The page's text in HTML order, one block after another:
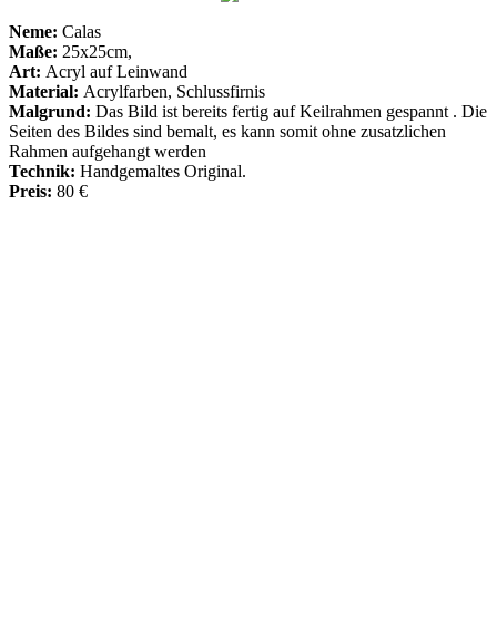
Neme: Calas
Maße: 25x25cm,
Art: Acryl auf Leinwand
Material: Acrylfarben, Schlussfirnis
Malgrund: Das Bild ist bereits fertig auf Keilrahmen gespannt . Die
Seiten des Bildes sind bemalt, es kann somit ohne zusatzlichen
Rahmen aufgehangt werden
Technik: Handgemaltes Original.
Preis: 80 €